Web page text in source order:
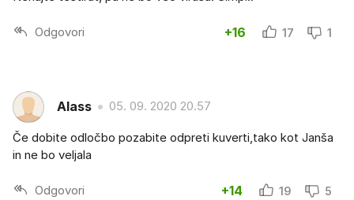
Odgovori +16 17 1
Alass 05. 09. 2020 20.57
Če dobite odločbo pozabite odpreti kuverti,tako kot Janša
in ne bo veljala
Odgovori +14 19 5